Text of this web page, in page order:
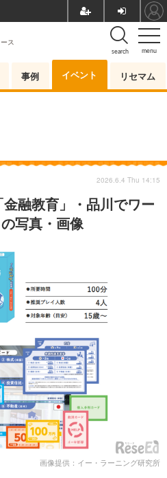
menu
search
ス
事例 イベント リセマム
融教育」・品川でワー
写真・画像
2026.6.4 Thu 14:15
画像提供：イー・ラーニング研究所